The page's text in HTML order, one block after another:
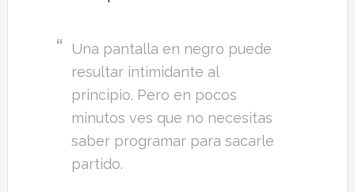
Una pantalla en negro puede
resultar intimidante al
principio. Pero en pocos
minutos ves que no necesitas
saber programar para sacarle
partido.